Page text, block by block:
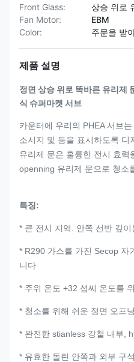
Front Glass:
상승 위로
Fan Motor:
EBM
Color:
주문을 받
제품 설명
정면 상승 위로 똑바른 유리제
식 슈퍼마켓 서브
카운터에 우리의 PHEA 서브
소시지 및 등을 표시하도록 디
유리제 문은 훌륭한 전시 효력
openning 유리제 문으로 청소
특징:
* 큰 전시 지역. 안쪽 선반 깊
* R290 가스를 가진 Secop 자
니다
* 주위 온도 +32 섭씨 온도를
* 청소를 위해 쉬운 정면 오프
* 완전한 stianless 강철 내부,
* 유효한 돌린 안쪽과 외부 구석